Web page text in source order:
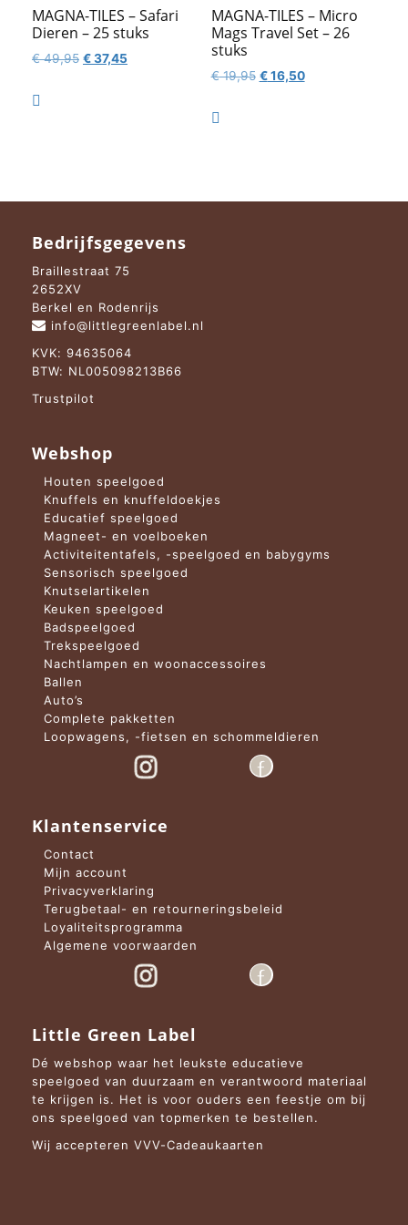
MAGNA-TILES – Safari
Dieren – 25 stuks
€49,95 Oorspronkelijke
€37,45Huidige

MAGNA-TILES – Micro
Mags Travel Set – 26
stuks
€19,95 Oorspronkelijke
€16,50Huidige

Bedrijfsgegevens
Braillestraat 75
2652XV
Berkel en Rodenrijs
info@littlegreenlabel.nl
KVK: 94635064
BTW: NL005098213B66
Trustpilot
Webshop
Houten speelgoed
Knuffels en knuffeldoekjes
Educatief speelgoed
Magneet- en voelboeken
Activiteitentafels, -speelgoed en babygyms
Sensorisch speelgoed
Knutselartikelen
Keuken speelgoed
Badspeelgoed
Trekspeelgoed
Nachtlampen en woonaccessoires
Ballen
Auto’s
Complete pakketten
Loopwagens, -fietsen en schommeldieren
Klantenservice
Contact
Mijn account
Privacyverklaring
Terugbetaal- en retourneringsbeleid
Loyaliteitsprogramma
Algemene voorwaarden
Little Green Label
Dé webshop waar het leukste educatieve
speelgoed van duurzaam en verantwoord materiaal
te krijgen is. Het is voor ouders een feestje om bij
ons speelgoed van topmerken te bestellen.
Wij accepteren VVV-Cadeaukaarten